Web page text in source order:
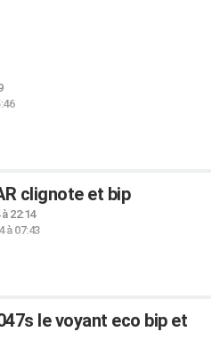
clignote et bip
22:14
à 07:43
le voyant eco bip et